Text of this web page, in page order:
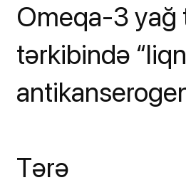
Omeqa-3 yağ
tərkibində
Tərə